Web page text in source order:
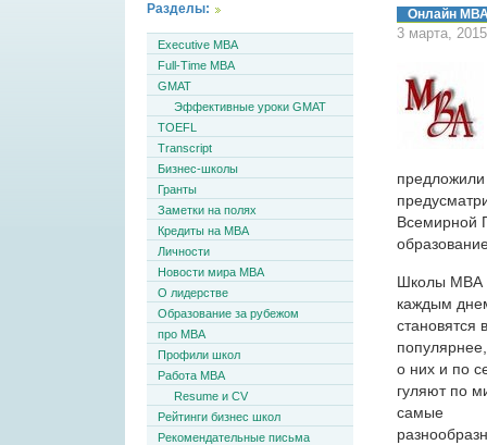
Онлайн
3 марта,
Всемирной
Школы МВА
каждым
становятся
о них и по
гуляют по
самые
Разделы:
Executive MBA
Full-Time MBA
GMAT
Эффективные уроки GMAT
TOEFL
Transcript
Бизнес-школы
Гранты
Заметки на полях
Кредиты на MBA
Личности
Новости мира MBA
О лидерстве
Образование за рубежом
про MBA
Профили школ
Работа MBA
Resume и CV
Рейтинги бизнес школ
Рекомендательные письма